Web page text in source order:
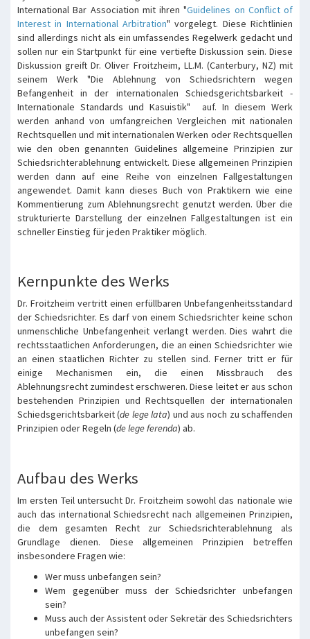
International Bar Association mit ihren "Guidelines on Conflict of
Interest in International Arbitration" vorgelegt. Diese Richtlinien
sind allerdings nicht als ein umfassendes Regelwerk gedacht und
sollen nur ein Startpunkt für eine vertiefte Diskussion sein. Diese
Diskussion greift Dr. Oliver Froitzheim, LL.M. (Canterbury, NZ) mit
seinem Werk "Die Ablehnung von Schiedsrichtern wegen
Befangenheit in der internationalen Schiedsgerichtsbarkeit -
Internationale Standards und Kasuistik" auf. In diesem Werk
werden anhand von umfangreichen Vergleichen mit nationalen
Rechtsquellen und mit internationalen Werken oder Rechtsquellen
wie den oben genannten Guidelines allgemeine Prinzipien zur
Schiedsrichterablehnung entwickelt. Diese allgemeinen Prinzipien
werden dann auf eine Reihe von einzelnen Fallgestaltungen
angewendet. Damit kann dieses Buch von Praktikern wie eine
Kommentierung zum Ablehnungsrecht genutzt werden. Über die
strukturierte Darstellung der einzelnen Fallgestaltungen ist ein
schneller Einstieg für jeden Praktiker möglich.
Kernpunkte des Werks
Dr. Froitzheim vertritt einen erfüllbaren Unbefangenheitsstandard
der Schiedsrichter. Es darf von einem Schiedsrichter keine schon
unmenschliche Unbefangenheit verlangt werden. Dies wahrt die
rechtsstaatlichen Anforderungen, die an einen Schiedsrichter wie
an einen staatlichen Richter zu stellen sind. Ferner tritt er für
einige Mechanismen ein, die einen Missbrauch des
Ablehnungsrecht zumindest erschweren. Diese leitet er aus schon
bestehenden Prinzipien und Rechtsquellen der internationalen
Schiedsgerichtsbarkeit (de lege lata) und aus noch zu schaffenden
Prinzipien oder Regeln (de lege ferenda) ab.
Aufbau des Werks
Im ersten Teil untersucht Dr. Froitzheim sowohl das nationale wie
auch das international Schiedsrecht nach allgemeinen Prinzipien,
die dem gesamten Recht zur Schiedsrichterablehnung als
Grundlage dienen. Diese allgemeinen Prinzipien betreffen
insbesondere Fragen wie:
Wer muss unbefangen sein?
Wem gegenüber muss der Schiedsrichter unbefangen
sein?
Muss auch der Assistent oder Sekretär des Schiedsrichters
unbefangen sein?